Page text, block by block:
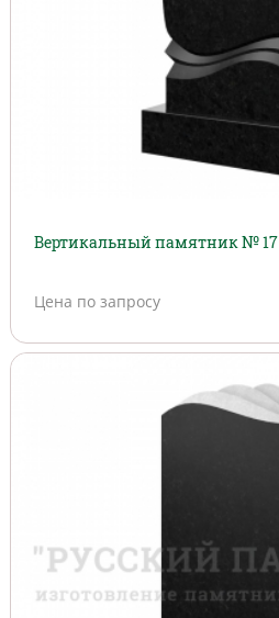
Вертикальный памятник № 17
Цена по запросу